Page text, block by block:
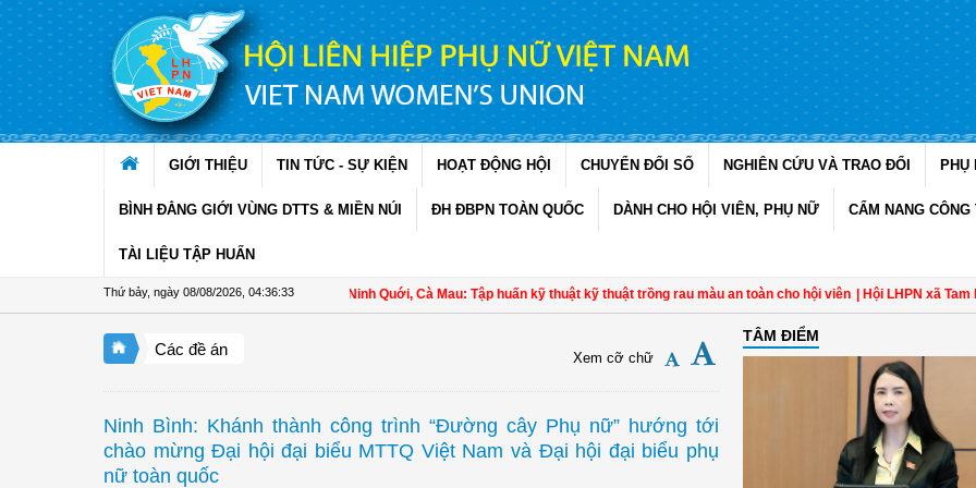
Truy cập nội dung luôn
GIỚI THIỆU TIN TỨC - SỰ KIỆN HOẠT ĐỘNG HỘI CHUYỂN ĐỔI SỐ NGHIÊN CỨU VÀ TRAO ĐỔI PHỤ
BÌNH ĐẲNG GIỚI VÙNG DTTS & MIỀN NÚI ĐH ĐBPN TOÀN QUỐC DÀNH CHO HỘI VIÊN, PHỤ NỮ CẨM NANG CÔNG
TÀI LIỆU TẬP HUẤN
Thứ bảy, ngày 08/08/2026 04:36:34
Hội LHPN xã Ninh Quới, Cà Mau: Tập huấn kỹ thuật kỹ thuật trồng rau màu an toàn cho hội viên | Hội LHPN xã Tam Ngãi,
Các đề án Xem cỡ chữ
Ninh Bình: Khánh thành công trình “Đường cây Phụ nữ” hướng tới
chào mừng Đại hội đại biểu MTTQ Việt Nam và Đại hội đại biểu phụ
nữ toàn quốc
TÂM ĐIỂM